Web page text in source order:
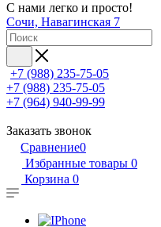
С нами легко и просто!
Сочи, Навагинская 7
+7 (988) 235-75-05
+7 (988) 235-75-05
+7 (964) 940-99-99
Заказать звонок
Сравнение0
Избранные товары 0
Корзина 0